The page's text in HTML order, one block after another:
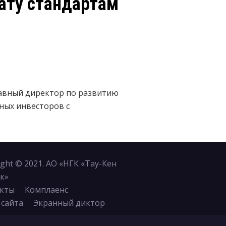
директор по развитию
инвесторов с
© 2021. АО «НГК «Тау-Кен
Комплаенс
Экранный диктор